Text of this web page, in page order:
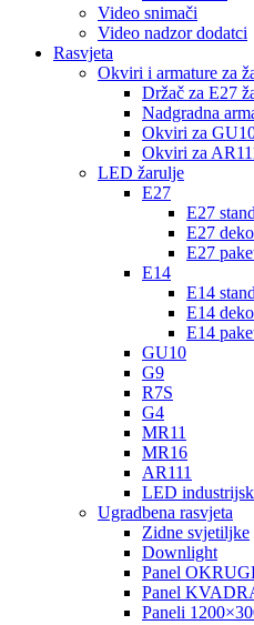
Video snimači
Video nadzor dodatci
Rasvjeta
Okviri i armature za
Držač za E27
Nadgradna
Okviri za
Okviri za
LED žarulje
E27
E27
E27
E27
E14
E14
E14
E14
GU10
G9
R7S
G4
MR11
MR16
AR111
LED
Ugradbena rasvjeta
Zidne svjetiljke
Downlight
Panel
Panel
Paneli